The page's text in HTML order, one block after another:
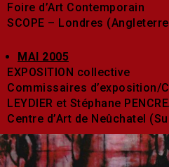
Foire d’Art Contemporain
SCOPE – Londres
MAI 2005
EXPOSITION collective
Commissaires d’exposition/
LEYDIER et Stéphane
Centre d’Art de Neûchatel